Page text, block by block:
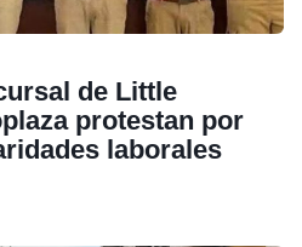
de Little
protestan por
laborales